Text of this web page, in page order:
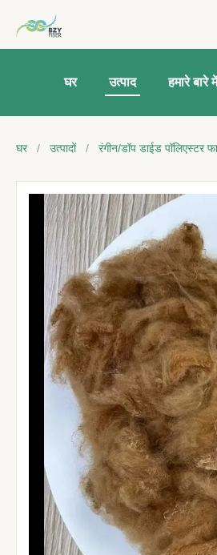
घर उत्पाद हमारे बारे में
घर / उत्पादों / रंगीन/डॉप डाईड पॉलिएस्टर